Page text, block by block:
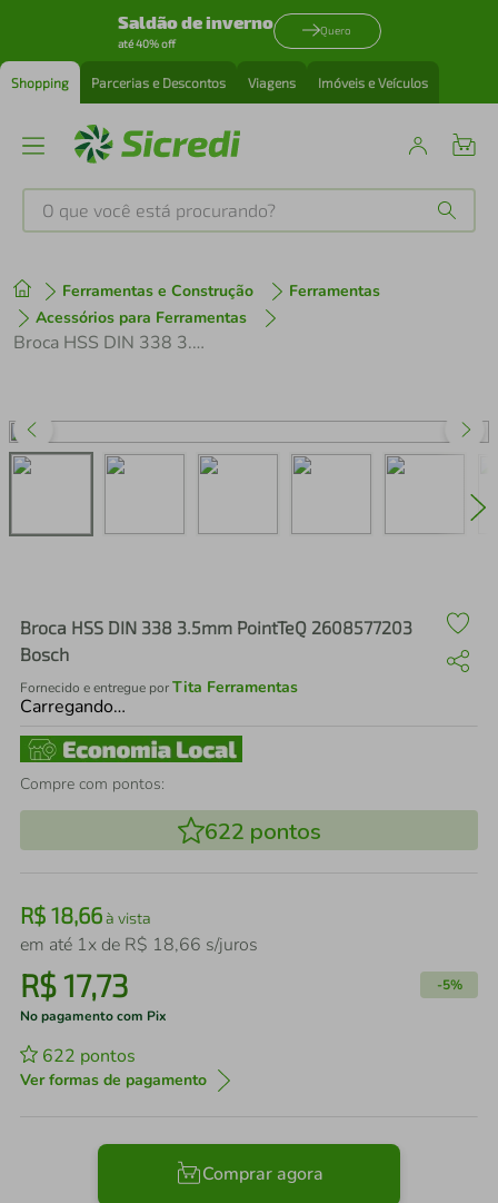
Saldão de inverno
até 40% off
Quero
Shopping Parcerias e Descontos Viagens Imóveis e Veículos
O que você está procurando?
Ferramentas e Construção
Ferramentas
Acessórios para Ferramentas
Broca HSS DIN 338 3.5mm PointTeQ 2608577203 Bosch
Broca HSS DIN 338 3.5mm PointTeQ 2608577203
Bosch
Fornecido e entregue porTita Ferramentas
Carregando…
Compre com pontos:
622 pontos
R$ 18,66à vista
em até 1x de R$ 18,66 s/juros
R$17,73 -5%
No pagamento com Pix
622 pontos
Ver formas de pagamento
Comprar agora
1º tenis